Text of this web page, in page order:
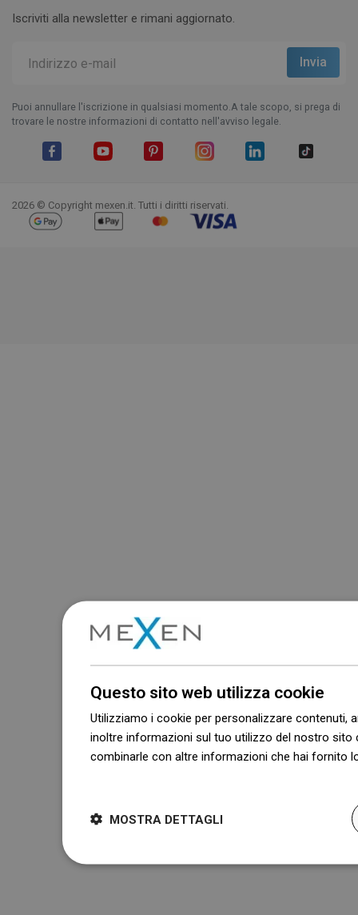
Iscriviti alla newsletter e rimani aggiornato.
Puoi annullare l'iscrizione in qualsiasi momento.A tale scopo, si prega di
trovare le nostre informazioni di contatto nell'avviso legale.
2026 © Copyright mexen.it. Tutti i diritti riservati.
Questo sito web utilizza cookie
Utilizziamo i cookie per personalizzare contenuti,
inoltre informazioni sul tuo utilizzo del nostro sito
combinarle con altre informazioni che hai fornito
MOSTRA DETTAGLI